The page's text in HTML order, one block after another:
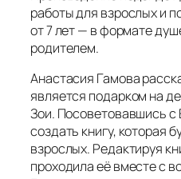
работы для взрослых и
от 7 лет — в формате
родителем.
Анастасия Гамова
является подарком на
Зои. Посоветовавшись с
создать книгу, которая
взрослых. Редактируя
проходила её вместе с